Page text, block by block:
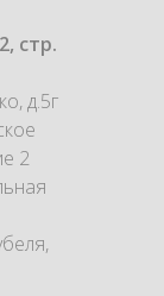
стр.
д.5г
2